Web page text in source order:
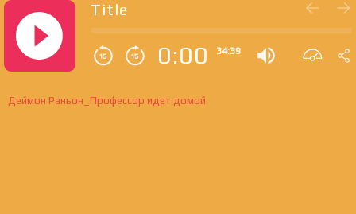
Title
0:00 34:39
Деймон Раньон_Профессор идет домой